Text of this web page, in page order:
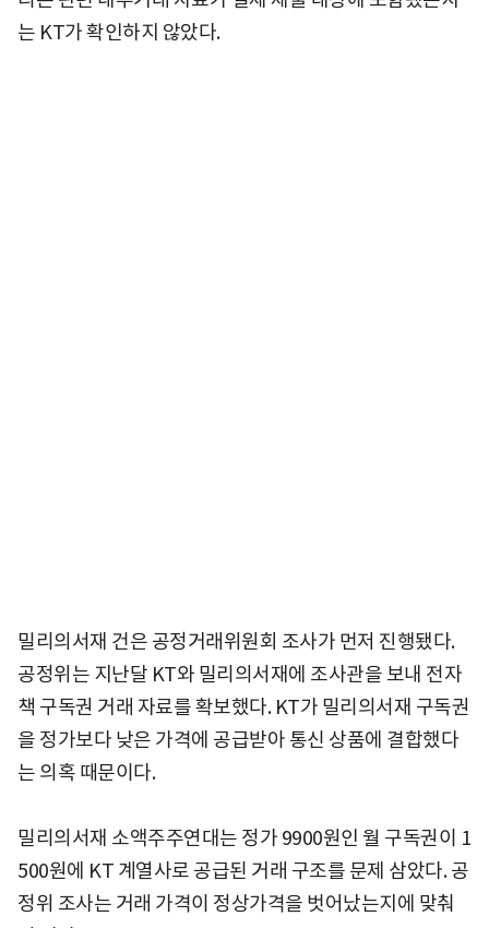
는 KT가 확인하지 않았다.
밀리의서재 건은 공정거래위원회 조사가 먼저 진행됐다.
공정위는 지난달 KT와 밀리의서재에 조사관을 보내 전자
책 구독권 거래 자료를 확보했다. KT가 밀리의서재 구독권
을 정가보다 낮은 가격에 공급받아 통신 상품에 결합했다
는 의혹 때문이다.
밀리의서재 소액주주연대는 정가 9900원인 월 구독권이 1
500원에 KT 계열사로 공급된 거래 구조를 문제 삼았다. 공
정위 조사는 거래 가격이 정상가격을 벗어났는지에 맞춰